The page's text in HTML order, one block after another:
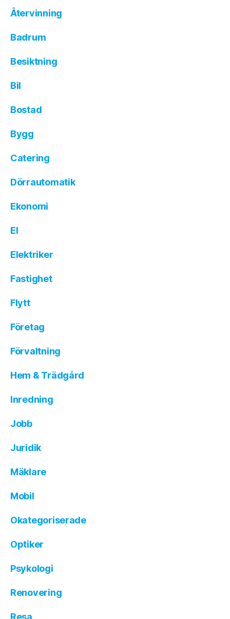
Återvinning
Badrum
Besiktning
Bil
Bostad
Bygg
Catering
Dörrautomatik
Ekonomi
El
Elektriker
Fastighet
Flytt
Företag
Förvaltning
Hem & Trädgård
Inredning
Jobb
Juridik
Mäklare
Mobil
Okategoriserade
Optiker
Psykologi
Renovering